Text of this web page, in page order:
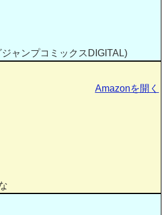
ャンプコミックスDIGITAL)
Amazonを開く